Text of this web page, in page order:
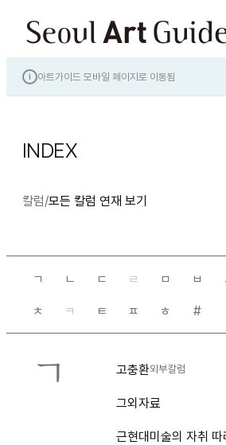
i 아트가이드 모바일 페이지로 이동됨
INDEX
칼럼/모든 칼럼 연재 보기
ㄱ ㄴ ㄷ ㄹ ㅁ ㅂ
ㅊ ㅋ ㅌ ㅍ ㅎ #
ㄱ 고충환외부칼럼
그외자료
근현대미술의 자취 따